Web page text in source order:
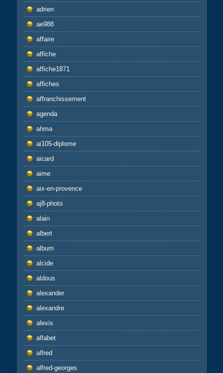
adrien
ae988
affaire
affiche
affiche1871
affiches
affranchissement
agenda
ahma
ai105-diplome
aicard
aime
aix-en-provence
aj8-photo
alain
albert
album
alcide
aldous
alexander
alexandre
alexis
alfabet
alfred
alfred-georges